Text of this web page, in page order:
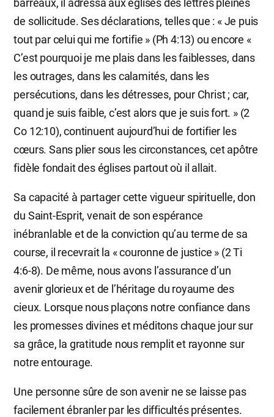
de sollicitude. Ses déclarations, telles que : « Je puis
tout par celui qui me fortifie » (Ph 4:13) ou encore «
C’est pourquoi je me plais dans les faiblesses, dans
les outrages, dans les calamités, dans les
persécutions, dans les détresses, pour Christ ; car,
quand je suis faible, c’est alors que je suis fort. » (2
Co 12:10), continuent aujourd’hui de fortifier les
cœurs. Sans plier sous les circonstances, cet apôtre
fidèle fondait des églises partout où il allait.
Sa capacité à partager cette vigueur spirituelle, don
du Saint-Esprit, venait de son espérance
inébranlable et de la conviction qu’au terme de sa
course, il recevrait la « couronne de justice » (2 Ti
4:6-8). De même, nous avons l’assurance d’un
avenir glorieux et de l’héritage du royaume des
cieux. Lorsque nous plaçons notre confiance dans
les promesses divines et méditons chaque jour sur
sa grâce, la gratitude nous remplit et rayonne sur
notre entourage.
Une personne sûre de son avenir ne se laisse pas
facilement ébranler par les difficultés présentes.